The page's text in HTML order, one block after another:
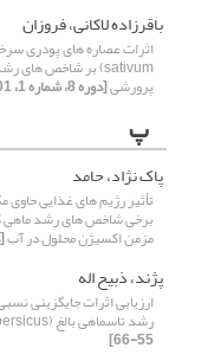
باقرزاده لاکانی، فروزان
پرورشی[دوره 8، شماره 1، 1401، صفحه 25-39]
پ
پاک نژاد، حامد
مزمن اکسیژن محلول در آب
پژند، ذبیح اله
ارزیابی اثرات جایگزینی
رشد تاسماهی بالغ (Acipenser persicus) پرورشی
55-66]